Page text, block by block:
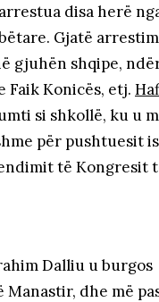
disa herë
Gjatë
gjuhën shqipe,
Faik Konicës, etj.
si shkollë, ku u
për pushtuesit
të Kongresit
Dalliu u burgos
Manastir, dhe më